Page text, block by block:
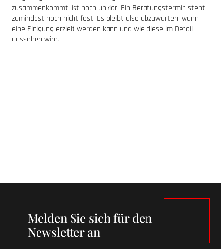
zusammenkommt, ist noch unklar. Ein Beratungstermin steht
zumindest noch nicht fest. Es bleibt also abzuwarten, wann
eine Einigung erzielt werden kann und wie diese im Detail
aussehen wird.
Melden Sie sich für den
Newsletter an